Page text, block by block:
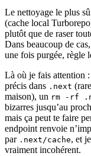
Le nettoyage le plus
(cache local
plutôt que de raser
Dans beaucoup de cas,
une fois purgée, règle
Là où je fais attention
précis dans .next
maison), un rm -rf
bizarres jusqu’au
mais ça peut te faire
endpoint renvoie
par .next/cache, et
vraiment incohérent.